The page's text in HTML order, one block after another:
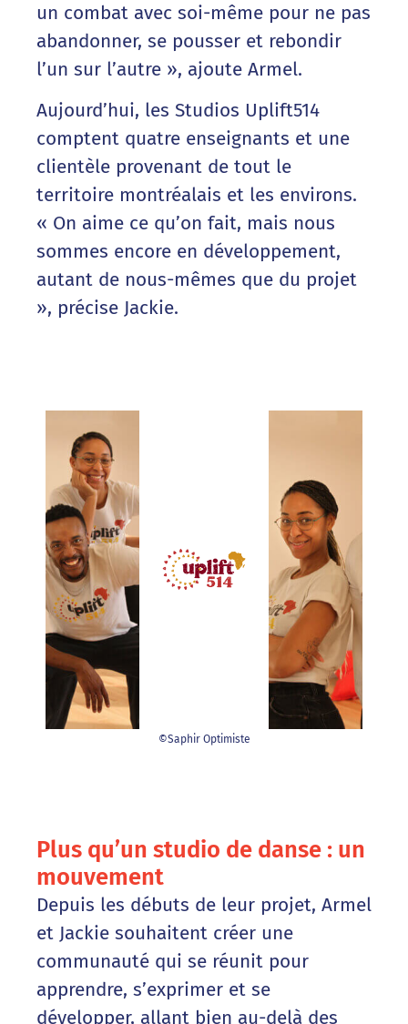
un combat avec soi-même pour ne pas
abandonner, se pousser et rebondir
l’un sur l’autre », ajoute Armel.
Aujourd’hui, les Studios Uplift514
comptent quatre enseignants et une
clientèle provenant de tout le
territoire montréalais et les environs.
« On aime ce qu’on fait, mais nous
sommes encore en développement,
autant de nous-mêmes que du projet
», précise Jackie.
©Saphir Optimiste
Plus qu’un studio de danse : un
mouvement
Depuis les débuts de leur projet, Armel
et Jackie souhaitent créer une
communauté qui se réunit pour
apprendre, s’exprimer et se
développer, allant bien au-delà des